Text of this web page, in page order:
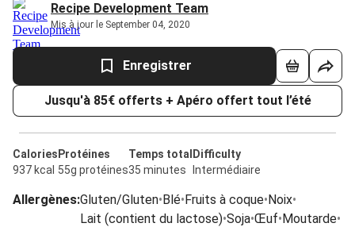
Recipe Development Team
Mis à jour le September 04, 2020
Enregistrer
Jusqu'à 85€ offerts + Apéro offert tout l’été
Calories
937 kcal
Protéines
55g protéines
Temps total
35 minutes
Difficulty
Intermédiaire
Allergènes:Gluten/Gluten•Blé•Fruits à coque•Noix•
Lait (contient du lactose)•Soja•Œuf•Moutarde•